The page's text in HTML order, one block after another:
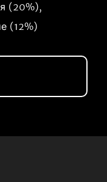
(20%),
(12%)